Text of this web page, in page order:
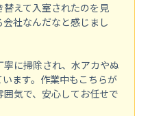
えて入室されたのを見
社なんだなと感じまし
に掃除され、水アカやぬ
ます。作業中もこちらが
気で、安心してお任せで